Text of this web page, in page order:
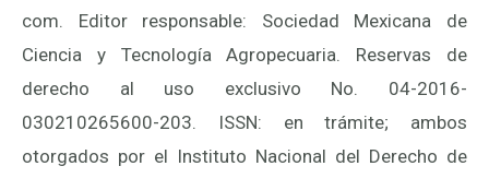
com. Editor responsable: Sociedad Mexicana de
Ciencia y Tecnología Agropecuaria. Reservas de
derecho al uso exclusivo No. 04-2016-
030210265600-203. ISSN: en trámite; ambos
otorgados por el Instituto Nacional del Derecho de